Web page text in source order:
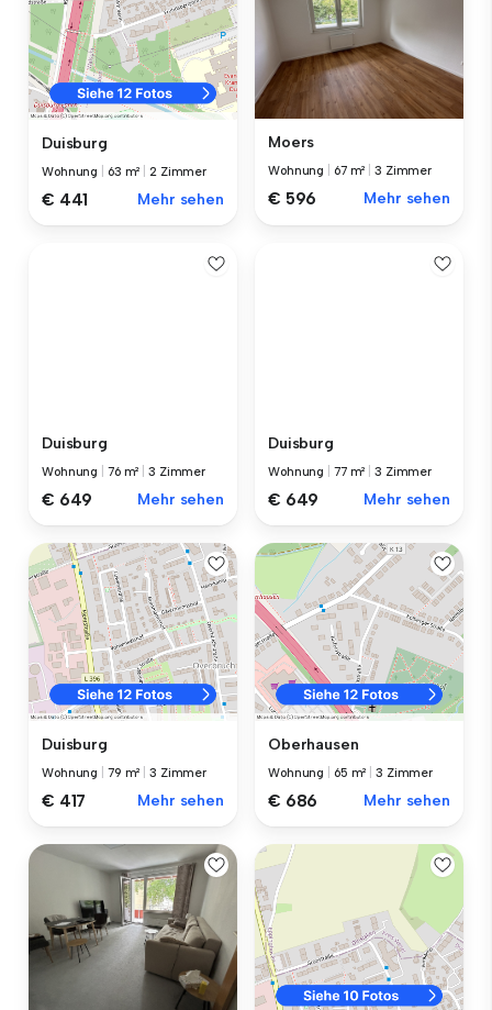
Duisburg
Wohnung 63 m² |2 Zimmer
€ 441 Mehr sehen
Moers
Wohnung 67 m² |3 Zimmer
€ 596 Mehr sehen
Duisburg
Wohnung 76 m² |3 Zimmer
€ 649 Mehr sehen
Duisburg
Wohnung 77 m² |3 Zimmer
€ 649 Mehr sehen
Duisburg
Wohnung 79 m² |3 Zimmer
€ 417 Mehr sehen
Oberhausen
Wohnung 65 m² |3 Zimmer
€ 686 Mehr sehen